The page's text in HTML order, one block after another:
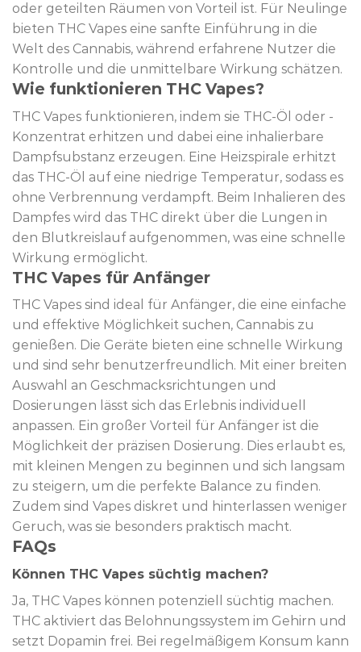
oder geteilten Räumen von Vorteil ist. Für Neulinge
bieten THC Vapes eine sanfte Einführung in die
Welt des Cannabis, während erfahrene Nutzer die
Kontrolle und die unmittelbare Wirkung schätzen.
Wie funktionieren THC Vapes?
THC Vapes funktionieren, indem sie THC-Öl oder -
Konzentrat erhitzen und dabei eine inhalierbare
Dampfsubstanz erzeugen. Eine Heizspirale erhitzt
das THC-Öl auf eine niedrige Temperatur, sodass es
ohne Verbrennung verdampft. Beim Inhalieren des
Dampfes wird das THC direkt über die Lungen in
den Blutkreislauf aufgenommen, was eine schnelle
Wirkung ermöglicht.
THC Vapes für Anfänger
THC Vapes sind ideal für Anfänger, die eine einfache
und effektive Möglichkeit suchen, Cannabis zu
genießen. Die Geräte bieten eine schnelle Wirkung
und sind sehr benutzerfreundlich. Mit einer breiten
Auswahl an Geschmacksrichtungen und
Dosierungen lässt sich das Erlebnis individuell
anpassen. Ein großer Vorteil für Anfänger ist die
Möglichkeit der präzisen Dosierung. Dies erlaubt es,
mit kleinen Mengen zu beginnen und sich langsam
zu steigern, um die perfekte Balance zu finden.
Zudem sind Vapes diskret und hinterlassen weniger
Geruch, was sie besonders praktisch macht.
FAQs
Können THC Vapes süchtig machen?
Ja, THC Vapes können potenziell süchtig machen.
THC aktiviert das Belohnungssystem im Gehirn und
setzt Dopamin frei. Bei regelmäßigem Konsum kann